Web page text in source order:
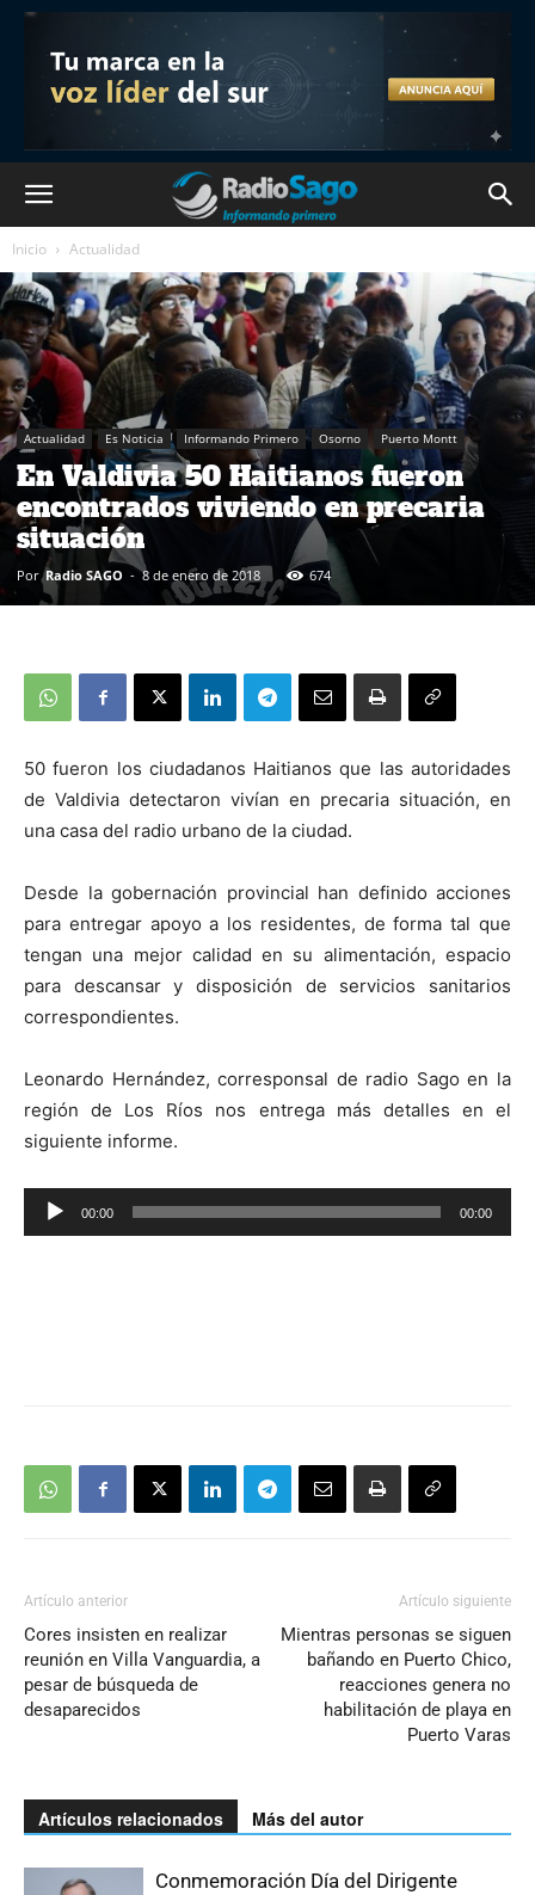
Inicio Actualidad
Actualidad Es Noticia Informando Primero Osorno Puerto Montt
En Valdivia 50 Haitianos fueron
encontrados viviendo en precaria
situación
Por Radio SAGO - 8 de enero de 2018 674
50 fueron los ciudadanos Haitianos que las autoridades
de Valdivia detectaron vivían en precaria situación, en
una casa del radio urbano de la ciudad.
Desde la gobernación provincial han definido acciones
para entregar apoyo a los residentes, de forma tal que
tengan una mejor calidad en su alimentación, espacio
para descansar y disposición de servicios sanitarios
correspondientes.
Leonardo Hernández, corresponsal de radio Sago en la
región de Los Ríos nos entrega más detalles en el
siguiente informe.
Reproductor
de
00:00 00:00
Artículo anterior
Cores insisten en realizar
reunión en Villa Vanguardia, a
pesar de búsqueda de
desaparecidos
Artículo siguiente
Mientras personas se siguen
bañando en Puerto Chico,
reacciones genera no
habilitación de playa en
Puerto Varas
Artículos relacionados Más del autor
Conmemoración Día del Dirigente